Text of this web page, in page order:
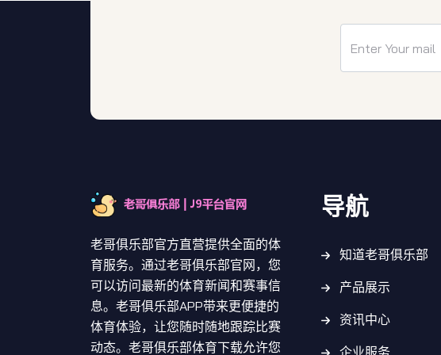
老哥俱乐部官方直营提供全面的体
育服务。通过老哥俱乐部官网，您
可以访问最新的体育新闻和赛事信
息。老哥俱乐部APP带来更便捷的
体育体验，让您随时随地跟踪比赛
动态。老哥俱乐部体育下载允许您
导航
知道老哥俱乐部
产品展示
资讯中心